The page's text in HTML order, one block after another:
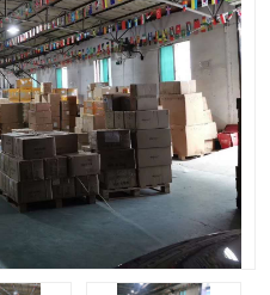
深圳国际快递公司
深圳国际快递电话
深圳国际快递